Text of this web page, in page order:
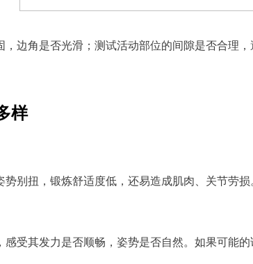
边角是否光滑；测试活动部位的间隙是否合理
样
别扭，锻炼舒适度低，还易造成肌肉、关节劳
受其发力是否顺畅，姿势是否自然。如果可能的